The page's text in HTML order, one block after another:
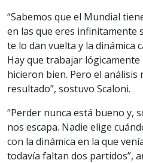
“Sabemos que el Mundial
en las que eres infinitamente
te lo dan vuelta y la dinámica
Hay que trabajar
hicieron bien. Pero el análisis
resultado”, sostuvo Scaloni.
“Perder nunca está bueno y,
nos escapa. Nadie elige
con la dinámica en la que
todavía faltan dos partidos”,